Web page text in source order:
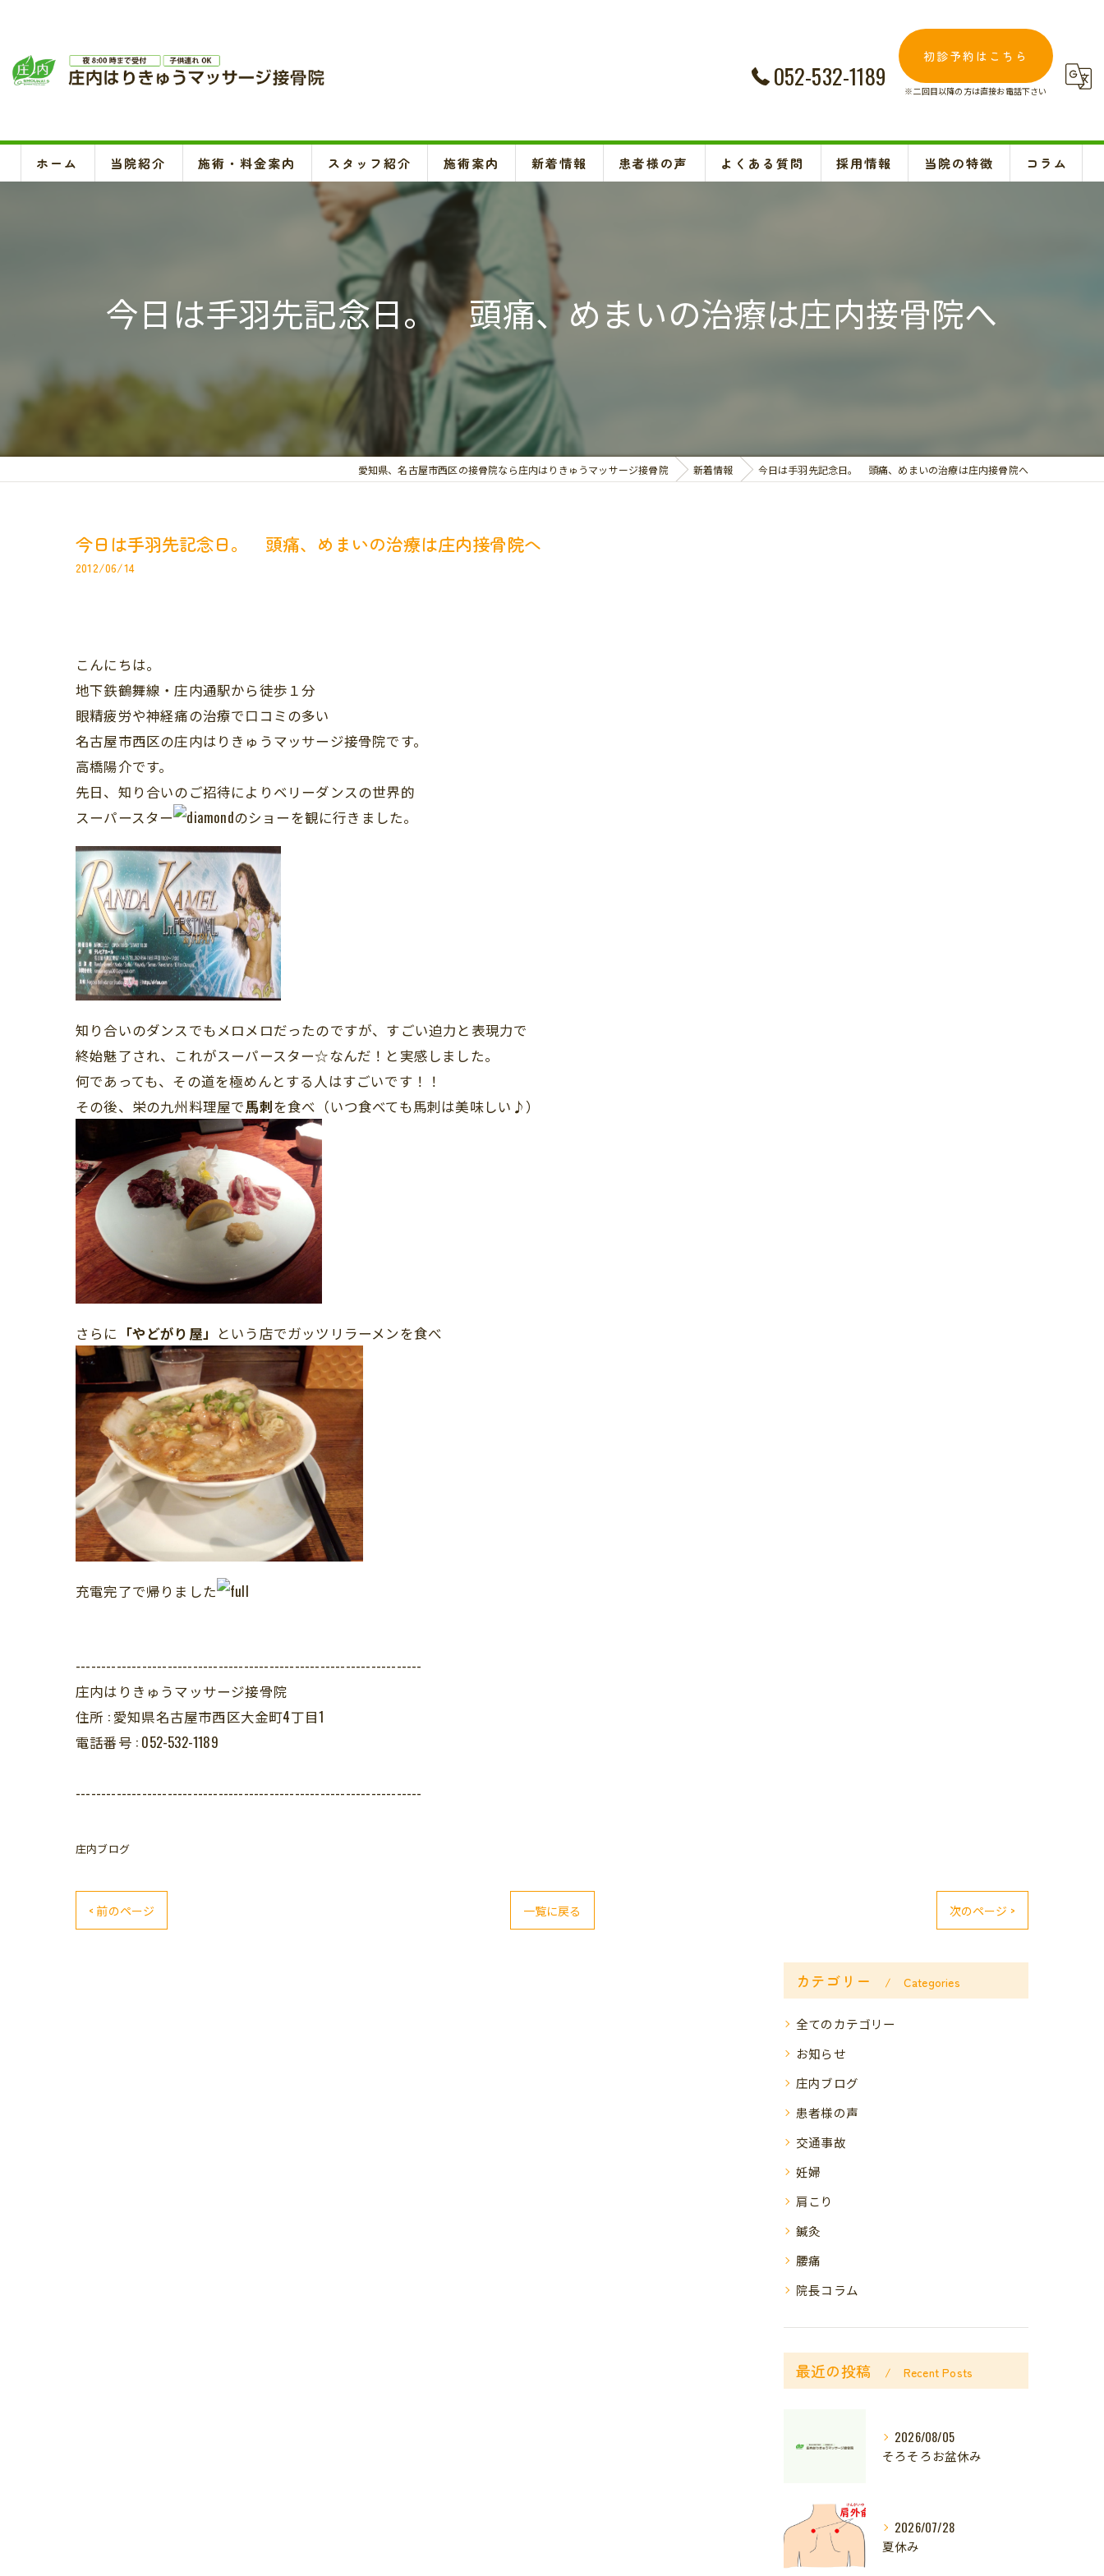
052-532-1189
初診予約はこちら
※二回目以降の方は直接お電話下さい
ホーム 当院紹介 施術・料金案内 スタッフ紹介 施術案内
頚椎、背骨、骨盤矯正、O脚矯正
ハイボルテージ・超音波治療、超短波治療
鍼灸(はり、きゅう)
悪阻・安産・逆子治療、不妊治療
交通事故治療
お悩み別の治療
新着情報 患者様の声 よくある質問 採用情報 当院の特徴
腰痛
コラム
今日は手羽先記念日。 頭痛、めまいの治療は庄内接骨院へ
愛知県、名古屋市西区の接骨院なら庄内はりきゅうマッサージ接骨院 新着情報 今日は手羽先記念日。 頭痛、めまいの治療は庄内接骨院へ
今日は手羽先記念日。 頭痛、めまいの治療は庄内接骨院へ
2012/06/14
こんにちは。
地下鉄鶴舞線・庄内通駅から徒歩１分
眼精疲労や神経痛の治療で口コミの多い
名古屋市西区の庄内はりきゅうマッサージ接骨院です。
高橋陽介です。
先日、知り合いのご招待によりベリーダンスの世界的
スーパースター
のショーを観に行きました。
知り合いのダンスでもメロメロだったのですが、すごい迫力と表現力で
終始魅了され、これがスーパースター☆なんだ！と実感しました。
何であっても、その道を極めんとする人はすごいです！！
その後、栄の九州料理屋で馬刺を食べ（いつ食べても馬刺は美味しい♪）
さらに 「やどがり屋」 という店でガッツリラーメンを食べ
充電完了で帰りました
--------------------------------------------------------------------
庄内はりきゅうマッサージ接骨院
住所 : 愛知県名古屋市西区大金町4丁目1
電話番号 : 052-532-1189
--------------------------------------------------------------------
庄内ブログ
< 前のページ 一覧に戻る 次のページ >
カテゴリー Categories
全てのカテゴリー
お知らせ
庄内ブログ
患者様の声
交通事故
妊婦
肩こり
鍼灸
腰痛
院長コラム
最近の投稿 Recent Posts
2026/08/05
そろそろお盆休み
2026/07/28
夏休み